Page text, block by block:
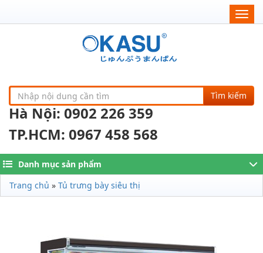
Tìm kiếm
Hà Nội: 0902 226 359
TP.HCM: 0967 458 568
Danh mục sản phẩm
Trang chủ » Tủ trưng bày siêu thị